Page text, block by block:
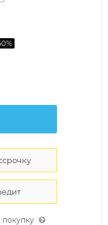
%
покупку